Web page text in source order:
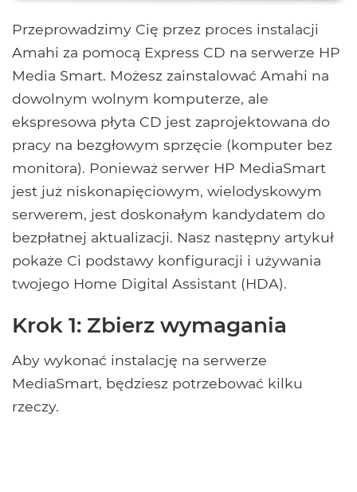
Przeprowadzimy Cię przez proces instalacji
Amahi za pomocą Express CD na serwerze HP
Media Smart. Możesz zainstalować Amahi na
dowolnym wolnym komputerze, ale
ekspresowa płyta CD jest zaprojektowana do
pracy na bezgłowym sprzęcie (komputer bez
monitora). Ponieważ serwer HP MediaSmart
jest już niskonapięciowym, wielodyskowym
serwerem, jest doskonałym kandydatem do
bezpłatnej aktualizacji. Nasz następny artykuł
pokaże Ci podstawy konfiguracji i używania
twojego Home Digital Assistant (HDA).
Krok 1: Zbierz wymagania
Aby wykonać instalację na serwerze
MediaSmart, będziesz potrzebować kilku
rzeczy.